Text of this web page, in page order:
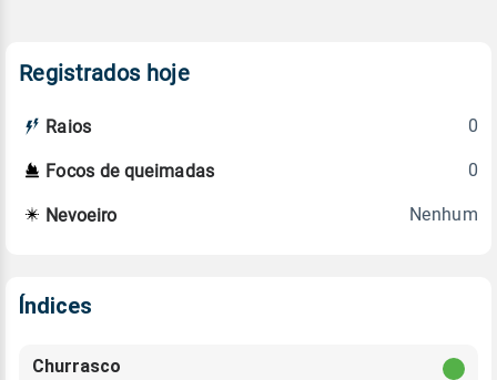
Registrados hoje
Raios 0
Focos de queimadas 0
Nevoeiro Nenhum
Índices
Churrasco